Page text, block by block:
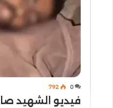
0
792
فيديو الشهيد